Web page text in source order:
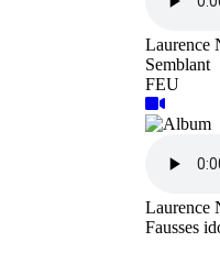
Laurence
Semblant
FEU
Laurence
Fausses